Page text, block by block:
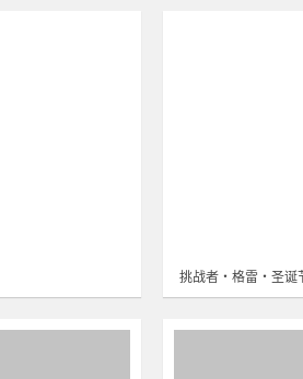
挑战者・格雷・圣诞